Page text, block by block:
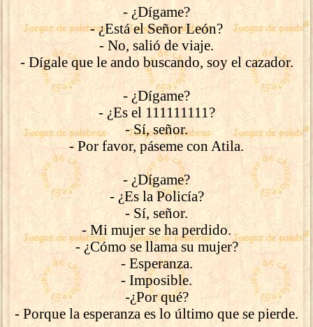
- ¿Dígame?
- ¿Está el Señor León?
- No, salió de viaje.
- Dígale que le ando buscando, soy el cazador.
- ¿Dígame?
- ¿Es el 111111111?
- Sí, señor.
- Por favor, páseme con Atila.
- ¿Dígame?
- ¿Es la Policía?
- Sí, señor.
- Mi mujer se ha perdido.
- ¿Cómo se llama su mujer?
- Esperanza.
- Imposible.
-¿Por qué?
- Porque la esperanza es lo último que se pierde.